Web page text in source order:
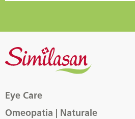
Eye Care
Omeopatia | Naturale